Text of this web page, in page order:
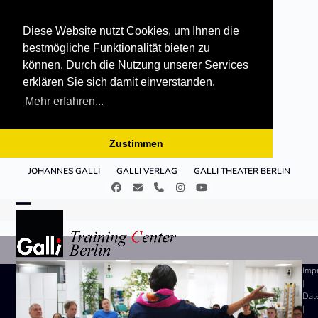
Diese Website nutzt Cookies, um Ihnen die
bestmögliche Funktionalität bieten zu
können. Durch die Nutzung unserer Services
erklären Sie sich damit einverstanden.
Mehr erfahren...
Zustimmen
JOHANNES GALLI GALLI VERLAG GALLI THEATER BERLIN
Facebook
E- TelefonInstagramYouTube
mobile
menu
mobile
menu
|
|